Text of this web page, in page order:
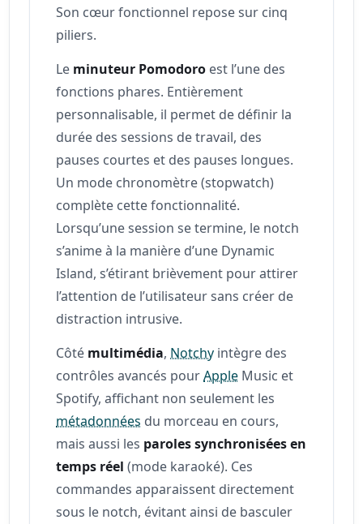
Son cœur fonctionnel repose sur cinq
piliers.
Le minuteur Pomodoro est l’une des
fonctions phares. Entièrement
personnalisable, il permet de définir la
durée des sessions de travail, des
pauses courtes et des pauses longues.
Un mode chronomètre (stopwatch)
complète cette fonctionnalité.
Lorsqu’une session se termine, le notch
s’anime à la manière d’une Dynamic
Island, s’étirant brièvement pour attirer
l’attention de l’utilisateur sans créer de
distraction intrusive.
Côté multimédia, Notchy intègre des
contrôles avancés pourApple Music et
Spotify, affichant non seulement les
métadonnées du morceau en cours,
mais aussi les paroles synchronisées en
temps réel (mode karaoké). Ces
commandes apparaissent directement
sous le notch, évitant ainsi de basculer